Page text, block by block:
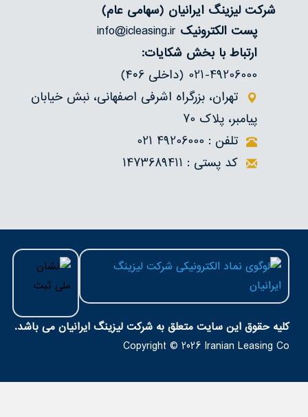
شرکت لیزینگ ایرانیان (سهامی عام)
پست الکترونیک
ارتباط با بخش شکایات:
021-49206000 (داخلی ۴۰6)
تهران، بزرگراه اشرفی اصفهانی، نبش خیابان
پیامبر، پلاک 70
تلفن : 49206000 021
کد پستی : 1473689411
کلیه حقوق اين سايت متعلق به شرکت لیزینگ ایرانیان می باشد.
Copyright © 2026 Iranian Leasing Co